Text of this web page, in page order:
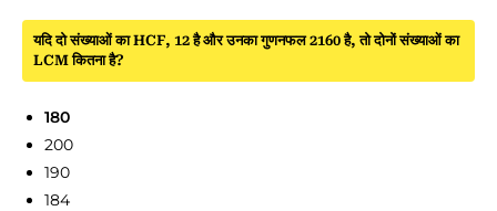
यदि दो संख्याओं का HCF, 12 है और उनका गुणनफल 2160 है, तो दोनों संख्याओं का
LCM कितना है?
180
200
190
184